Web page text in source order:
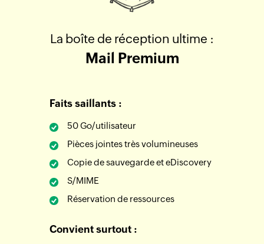
La boîte de réception ultime :
Mail Premium
Faits saillants :
50 Go/utilisateur
Pièces jointes très volumineuses
Copie de sauvegarde et eDiscovery
S/MIME
Réservation de ressources
Convient surtout :